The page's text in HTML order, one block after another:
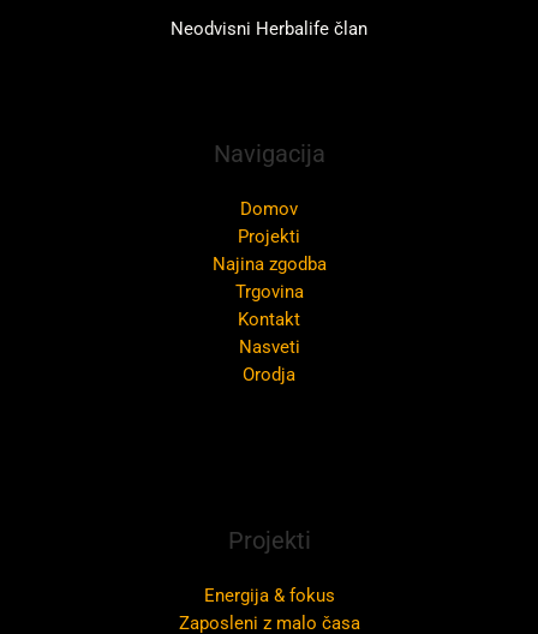
Neodvisni Herbalife član
Navigacija
Domov
Projekti
Najina zgodba
Trgovina
Kontakt
Nasveti
Orodja
Projekti
Energija & fokus
Zaposleni z malo časa